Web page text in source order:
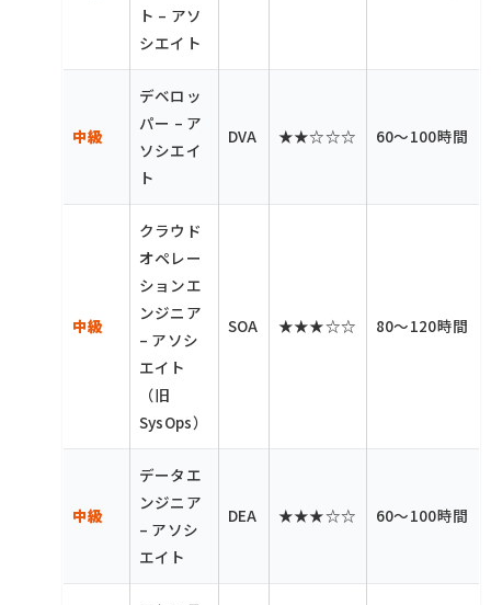
ト – アソ
シエイト
中級
デベロッ
パー – ア
ソシエイ
ト
DVA ★★☆☆☆ 60〜100時間
中級
クラウド
オペレー
ションエ
ンジニア
– アソシ
エイト
（旧
SysOps）
SOA ★★★☆☆ 80〜120時間
中級
データエ
ンジニア
– アソシ
エイト
DEA ★★★☆☆ 60〜100時間